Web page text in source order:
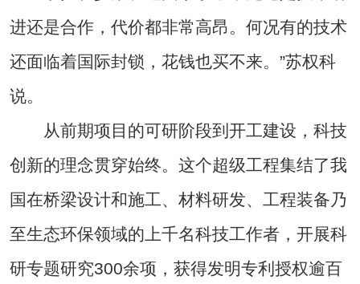
进还是合作，代价都非常高昂。何况有的技术
还面临着国际封锁，花钱也买不来。”苏权科
说。
从前期项目的可研阶段到开工建设，科技
创新的理念贯穿始终。这个超级工程集结了我
国在桥梁设计和施工、材料研发、工程装备乃
至生态环保领域的上千名科技工作者，开展科
研专题研究300余项，获得发明专利授权逾百